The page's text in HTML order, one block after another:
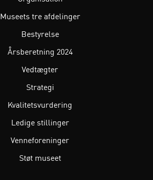
Museets tre afdelinger
Bestyrelse
Årsberetning 2024
Vedtægter
Strategi
Kvalitetsvurdering
Ledige stillinger
Venneforeninger
Støt museet